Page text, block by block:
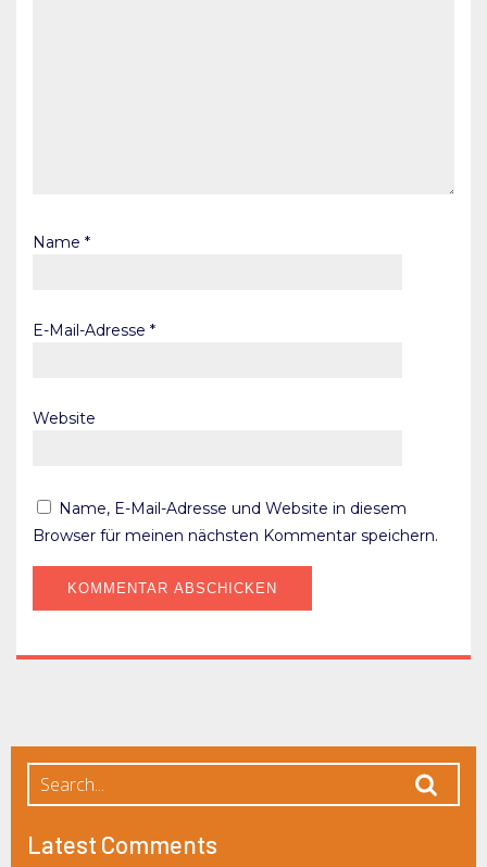
Name *
E-Mail-Adresse *
Website
Name, E-Mail-Adresse und Website in diesem
Browser für meinen nächsten Kommentar speichern.
Latest Comments